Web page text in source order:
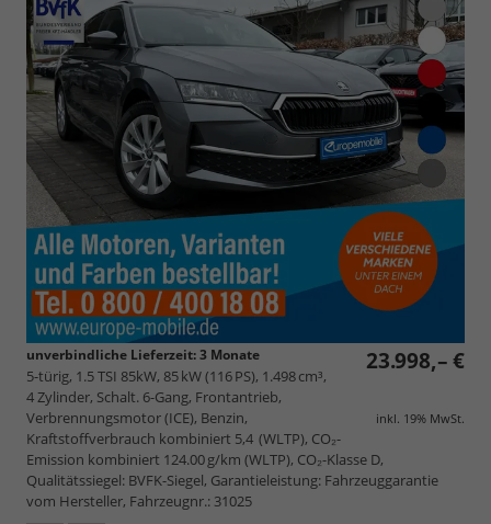
23.998,– €
inkl. 19% MwSt.
unverbindliche Lieferzeit:3 Monate
5-türig, 1.5 TSI 85kW, 85 kW (116 PS), 1.498 cm³,
4 Zylinder, Schalt. 6-Gang, Frontantrieb,
Verbrennungsmotor (ICE), Benzin,
Kraftstoffverbrauch kombiniert 5,4 (WLTP), CO₂-
Emission kombiniert 124.00 g/km (WLTP), CO₂-Klasse D,
Qualitätssiegel: BVFK-Siegel, Garantieleistung: Fahrzeuggarantie
vom Hersteller, Fahrzeugnr.: 31025